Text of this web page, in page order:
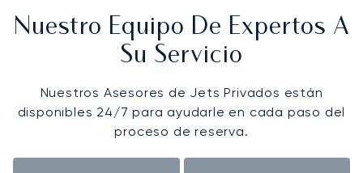
Nuestro Equipo De Expertos A
Su Servicio
Nuestros Asesores de Jets Privados están
disponibles 24/7 para ayudarle en cada paso del
proceso de reserva.